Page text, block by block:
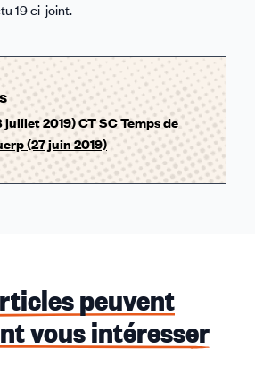
19 ci-joint.
juillet 2019) CT SC Temps de
(27 juin 2019)
peuvent
vous intéresser